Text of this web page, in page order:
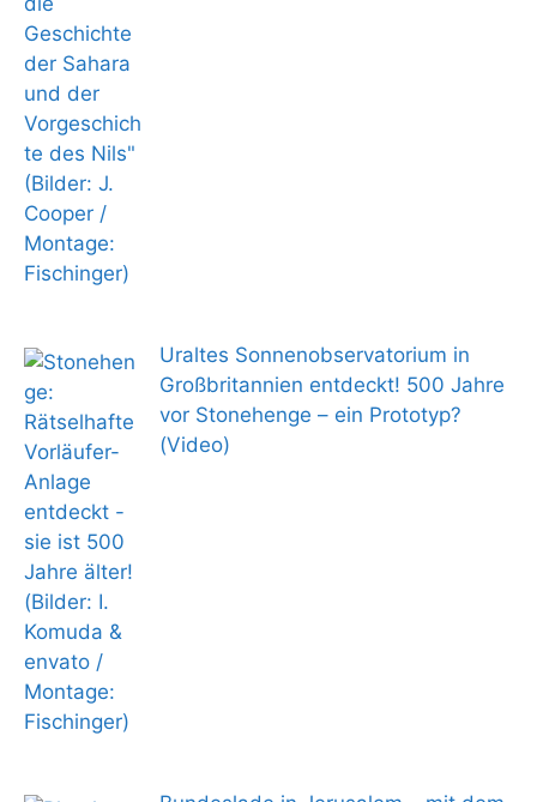
Uraltes Sonnenobservatorium in
Großbritannien entdeckt! 500 Jahre
vor Stonehenge – ein Prototyp?
(Video)